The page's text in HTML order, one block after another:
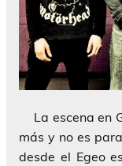
La escena en
más y no es
desde el Egeo